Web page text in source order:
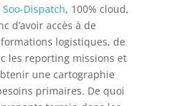
Dispatch, 100% cloud,
d’avoir accès à de
logistiques, de
les reporting missions et
une cartographie
primaires. De quoi